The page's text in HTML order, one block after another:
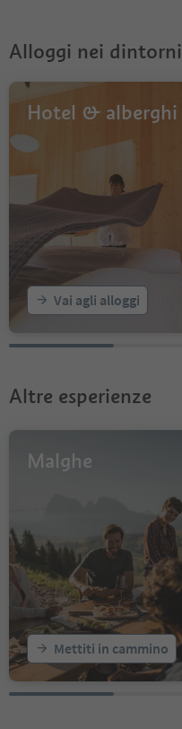
Alloggi nei dintorni
Hotel & alberghi
Vai agli alloggi
Altre esperienze
Malghe
Mettiti in cammino